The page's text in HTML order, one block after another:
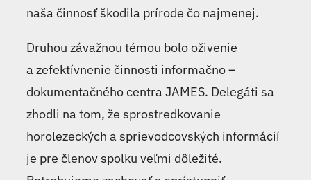
naša činnosť škodila prírode čo najmenej.
Druhou závažnou témou bolo oživenie
a zefektívnenie činnosti informačno –
dokumentačného centra JAMES. Delegáti sa
zhodli na tom, že sprostredkovanie
horolezeckých a sprievodcovských informácií
je pre členov spolku veľmi dôležité.